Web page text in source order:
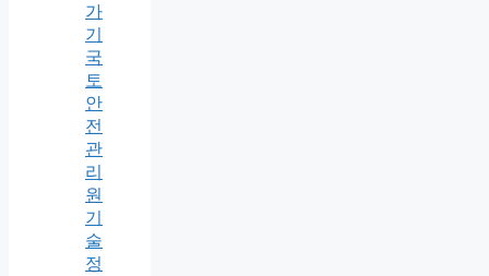
가
기
국
토
안
전
관
리
원
기
술
정